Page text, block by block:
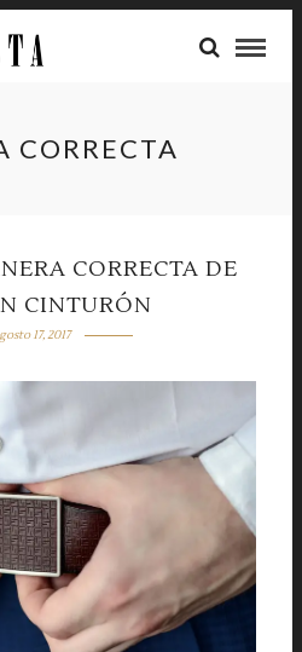
CORRECTA
CORRECTA DE
CINTURÓN
17, 2017